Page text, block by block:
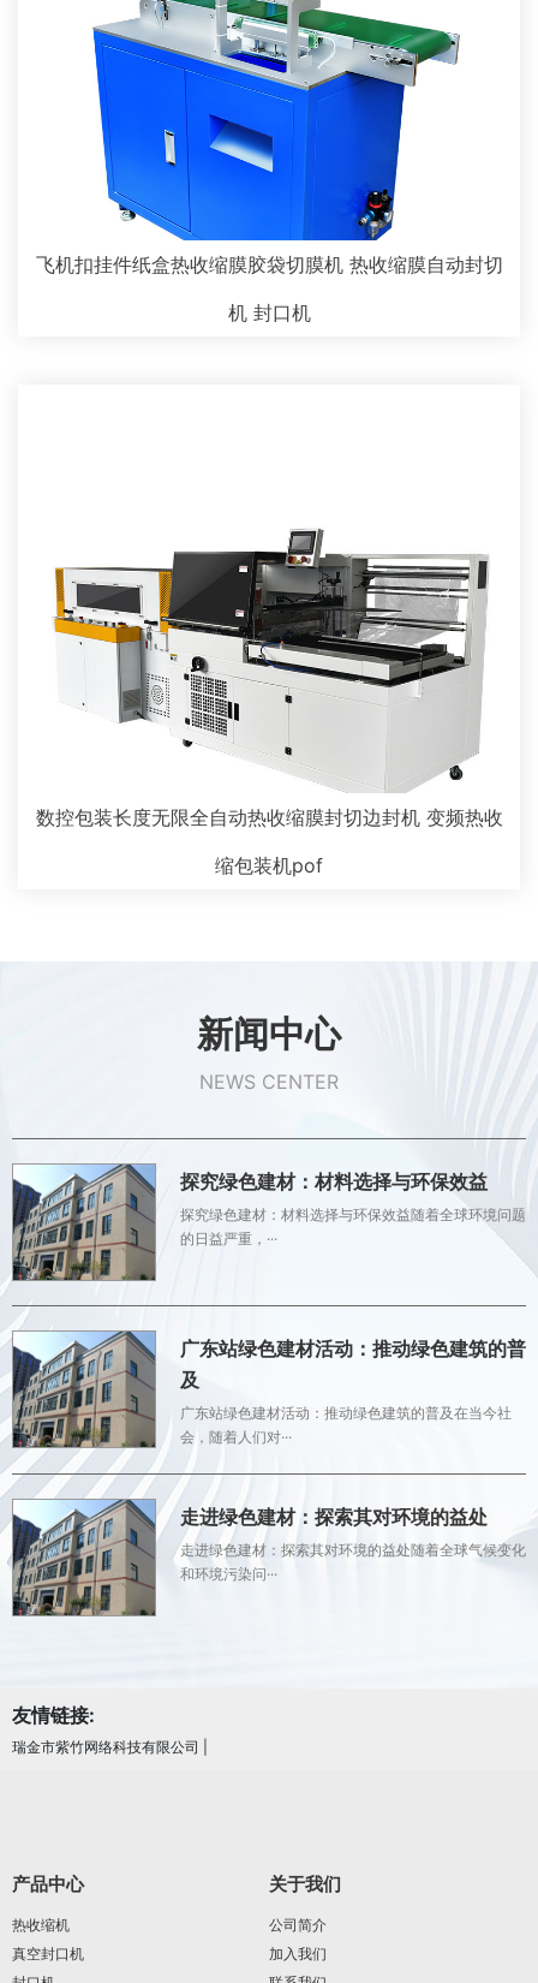
飞机扣挂件纸盒热收缩膜胶袋切膜机 热收缩膜自动封切
机 封口机
数控包装长度无限全自动热收缩膜封切边封机 变频热收
缩包装机pof
新闻中心
NEWS CENTER
探究绿色建材：材料选择与环保效益
探究绿色建材：材料选择与环保效益随着全球环境问题
的日益严重，···
广东站绿色建材活动：推动绿色建筑的普
及
广东站绿色建材活动：推动绿色建筑的普及在当今社
会，随着人们对···
走进绿色建材：探索其对环境的益处
走进绿色建材：探索其对环境的益处随着全球气候变化
和环境污染问···
友情链接:
瑞金市紫竹网络科技有限公司
产品中心
热收缩机
真空封口机
关于我们
公司简介
加入我们